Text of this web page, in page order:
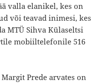
valla elanikel, kes on
või teavad inimesi, kes
MTÜ Sihva Külaseltsi
mobiiltelefonile 516
Prede arvates on